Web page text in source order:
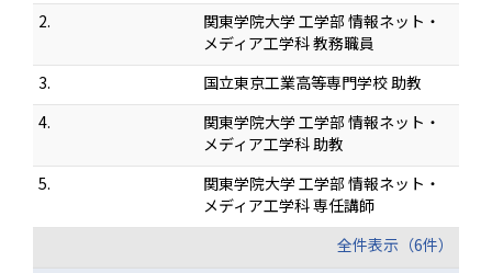
2.
関東学院大学 工学部 情報ネット・
メディア工学科 教務職員
3.
国立東京工業高等専門学校 助教
4.
関東学院大学 工学部 情報ネット・
メディア工学科 助教
5.
関東学院大学 工学部 情報ネット・
メディア工学科 専任講師
全件表示（6件）